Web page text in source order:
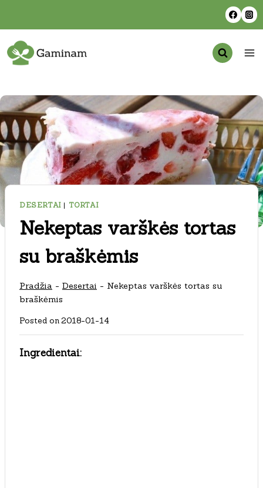
content
DESERTAI | TORTAI
Nekeptas varškės tortas
su braškėmis
Pradžia - Desertai - Nekeptas varškės tortas su
braškėmis
Posted on2018-01-14
Ingredientai: